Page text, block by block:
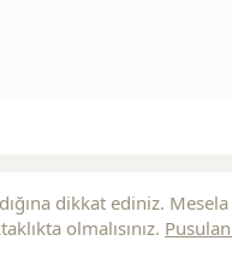
dikkat ediniz.
olmalısınız.